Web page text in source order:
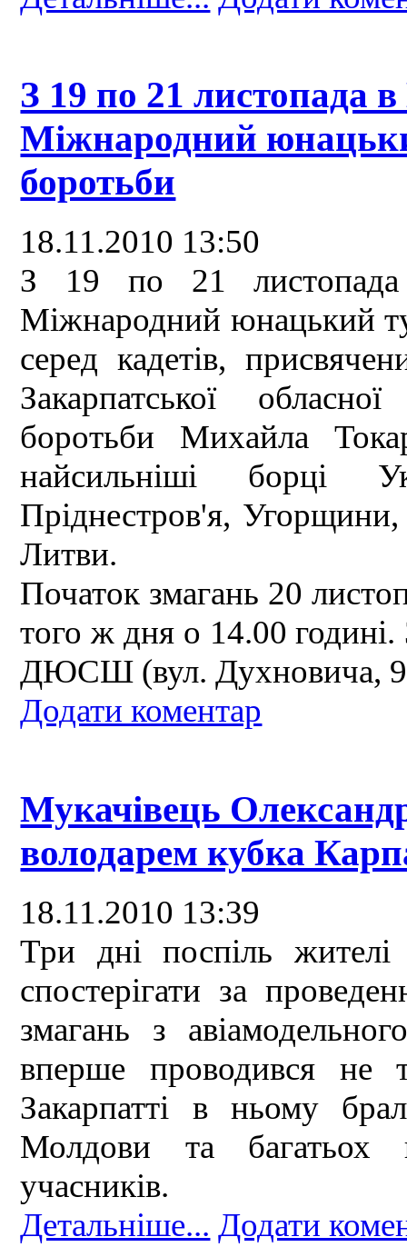
З 19 по 21 листопада
Міжнародний
боротьби
18.11.2010 13:50
З 19 по 21 листопада
Міжнародний юнацький
серед кадетів,
Закарпатської
боротьби Михайла
найсильніші борці
Пріднестров'я, Угорщини,
Литви.
Початок змагань 20
того ж дня о 14.00
ДЮСШ (вул. Духновича,
Додати коментар
Мукачівець
володарем кубка
18.11.2010 13:39
Три дні поспіль
спостерігати за
змагань з
вперше проводився не
Закарпатті в ньому
Молдови та багатьох
учасників.
Детальніше... Додати